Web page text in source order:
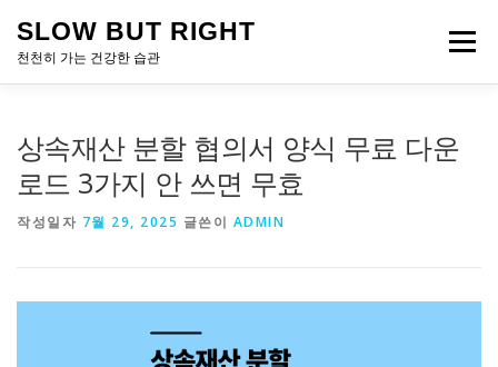
SLOW BUT RIGHT
천천히 가는 건강한 습관
메뉴
상속재산 분할 협의서 양식 무료 다운
로드 3가지 안 쓰면 무효
작성일자 7월 29, 2025 글쓴이 ADMIN